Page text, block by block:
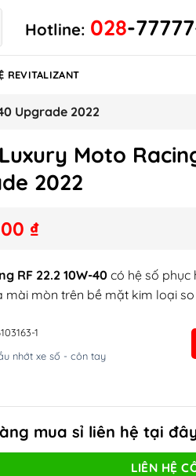
Hotline: 028-
REVITALIZANT
Upgrade 2022
Moto
2022
₫
RF 22.2 10W-40có hệ số phục
mài mòn trên bề mặt kim loại so
1
nhớt xe số - côn tay
mua sỉ liên hệ tại
LIÊN HỆ